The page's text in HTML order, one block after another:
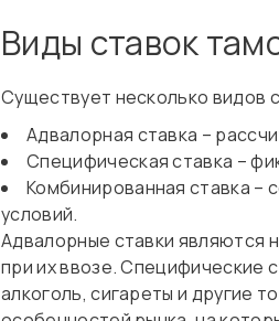
Виды ставок
Существует несколько видов
Адвалорная ставка –
Специфическая ставка –
Комбинированная ставка –
условий.
Адвалорные ставки являются
при их ввозе. Специфические
алкоголь, сигареты и другие